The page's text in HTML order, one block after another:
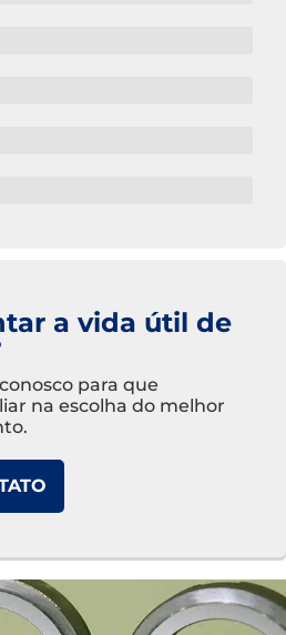
a vida útil de
para que
na escolha do melhor